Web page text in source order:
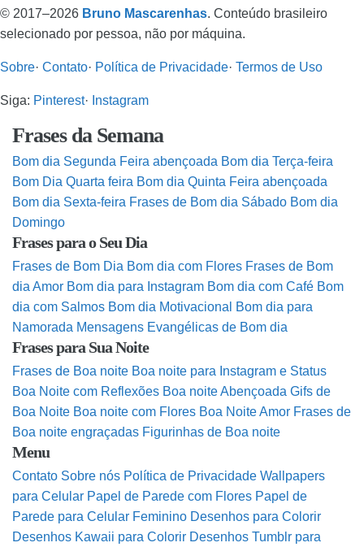
© 2017–2026 Bruno Mascarenhas. Conteúdo brasileiro
selecionado por pessoa, não por máquina.
Sobre· Contato· Política de Privacidade· Termos de Uso
Siga: Pinterest· Instagram
Frases da Semana
Bom dia Segunda Feira abençoada Bom dia Terça-feira
Bom Dia Quarta feira Bom dia Quinta Feira abençoada
Bom dia Sexta-feira Frases de Bom dia Sábado Bom dia
Domingo
Frases para o Seu Dia
Frases de Bom Dia Bom dia com Flores Frases de Bom
dia Amor Bom dia para Instagram Bom dia com Café Bom
dia com Salmos Bom dia Motivacional
Bom dia para
Namorada Mensagens Evangélicas de Bom dia
Frases para Sua Noite
Frases de Boa noite Boa noite para Instagram e Status
Boa Noite com Reflexões Boa noite Abençoada Gifs de
Boa Noite Boa noite com Flores Boa Noite Amor Frases de
Boa noite engraçadas Figurinhas de Boa noite
Menu
Contato Sobre nós Política de Privacidade Wallpapers
para Celular Papel de Parede com Flores Papel de
Parede para Celular Feminino Desenhos para Colorir
Desenhos Kawaii para Colorir Desenhos Tumblr para